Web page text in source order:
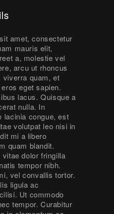
amet, consectetur
mauris elit,
a, molestie vel
arcu ut rhoncus
viverra quam, et
eget sapien.
lacus. Quisque a
nulla. In
lacinia congue, est
volutpat leo nisi in
mi a libero
quam blandit.
dolor fringilla
tempor nibh.
vel convallis tortor.
ligula ac
Ut commodo
tempor. Curabitur